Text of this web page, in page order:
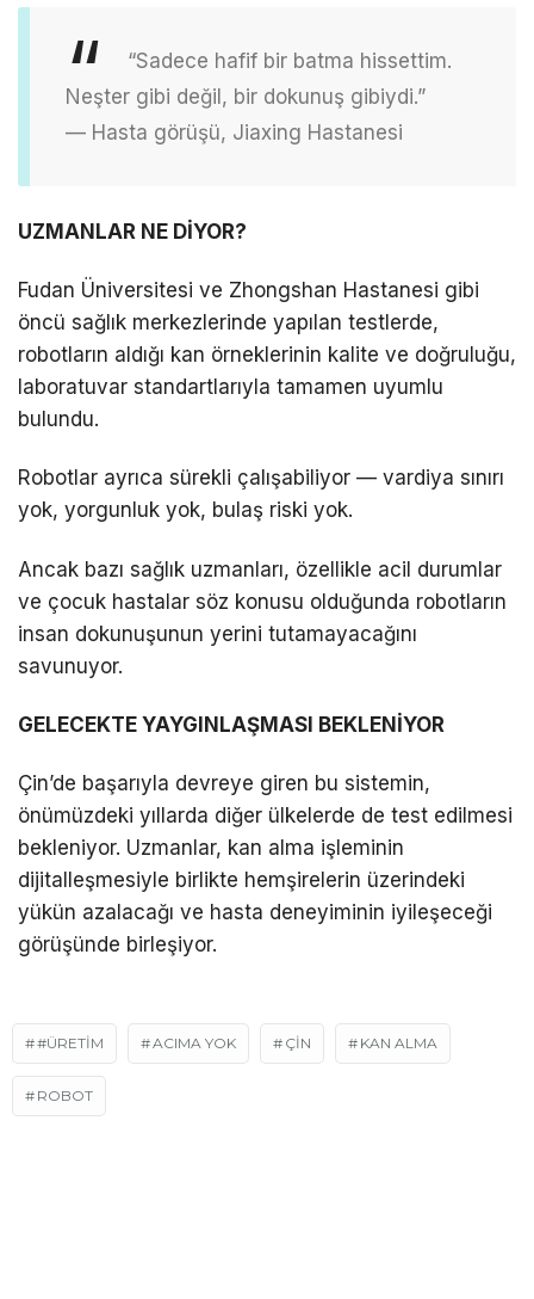
“Sadece hafif bir batma hissettim.
Neşter gibi değil, bir dokunuş gibiydi.”
— Hasta görüşü, Jiaxing Hastanesi
UZMANLAR NE DİYOR?
Fudan Üniversitesi ve Zhongshan Hastanesi gibi
öncü sağlık merkezlerinde yapılan testlerde,
robotların aldığı kan örneklerinin kalite ve doğruluğu,
laboratuvar standartlarıyla tamamen uyumlu
bulundu.
Robotlar ayrıca sürekli çalışabiliyor — vardiya sınırı
yok, yorgunluk yok, bulaş riski yok.
Ancak bazı sağlık uzmanları, özellikle acil durumlar
ve çocuk hastalar söz konusu olduğunda robotların
insan dokunuşunun yerini tutamayacağını
savunuyor.
GELECEKTE YAYGINLAŞMASI BEKLENİYOR
Çin’de başarıyla devreye giren bu sistemin,
önümüzdeki yıllarda diğer ülkelerde de test edilmesi
bekleniyor. Uzmanlar, kan alma işleminin
dijitalleşmesiyle birlikte hemşirelerin üzerindeki
yükün azalacağı ve hasta deneyiminin iyileşeceği
görüşünde birleşiyor.
#ÜRETIM ACIMA YOK ÇIN KAN ALMA
ROBOT